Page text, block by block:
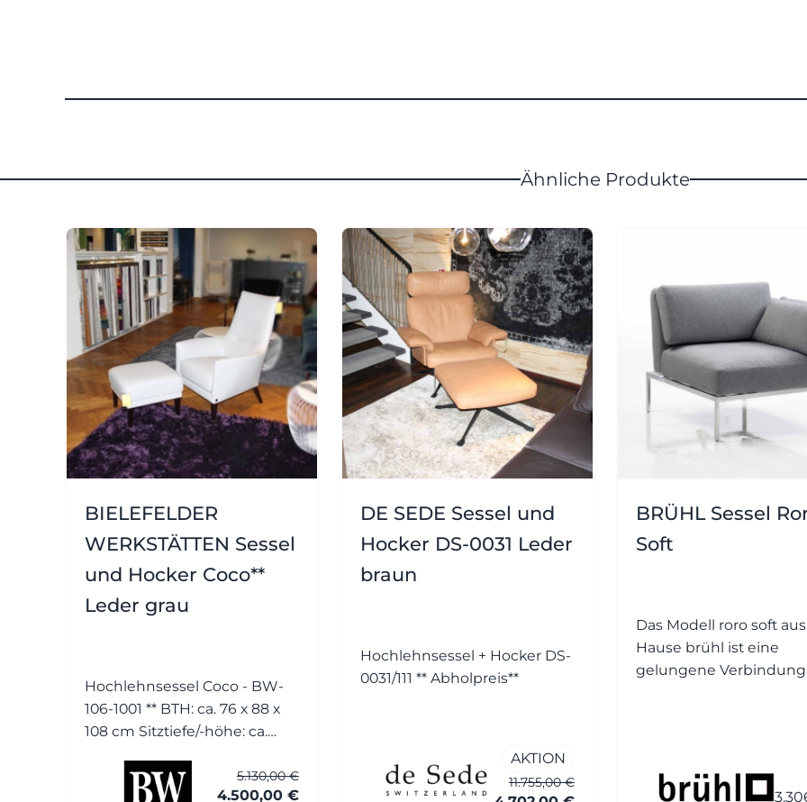
Ähnliche Produkte
BIELEFELDER
WERKSTÄTTEN Sessel
und Hocker Coco**
Leder grau
Hochlehnsessel Coco - BW-
106-1001 ** BTH: ca. 76 x 88 x
108 cm Sitztiefe/-höhe: ca.
Normandie grau mit Keder
5.130,00 €
4.500,00 €
DE SEDE Sessel und
Hocker DS-0031 Leder
braun
Hochlehnsessel + Hocker DS-
0031/111 ** Abholpreis**
AKTION
11.755,00 €
BRÜHL Sessel
Soft
Das Modell roro soft
Hause brühl ist eine
gelungene Verbindung
weichere, einladender